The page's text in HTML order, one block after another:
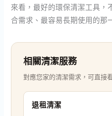
來看，最好的環保清潔工具，
合需求、最容易長期使用的那
相關清潔服務
對應您家的清潔需求，可直接
退租清潔